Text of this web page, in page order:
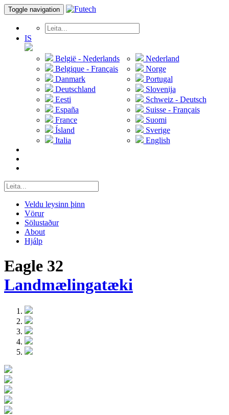
Toggle navigation
IS
België - Nederlands
Belgique - Français
Danmark
Deutschland
Eesti
España
France
Ísland
Italia
Nederland
Norge
Portugal
Slovenija
Schweiz - Deutsch
Suisse - Français
Suomi
Sverige
English
Veldu leysinn þinn
Vörur
Sölustaður
About
Hjálp
Eagle 32
Landmælingatæki